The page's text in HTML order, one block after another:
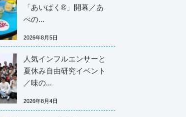
「あいぱく®」開幕／あ
べの...
2026年8月5日
人気インフルエンサーと
夏休み自由研究イベント
／味の...
2026年8月4日